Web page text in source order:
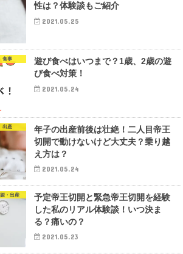
性は？体験談もご紹介
2021.05.25
食事
遊び食べはいつまで？1歳、2歳の遊
び食べ対策！
2021.05.24
出産
年子の出産前後は壮絶！二人目帝王
切開で動けないけど大丈夫？乗り越
え方は？
2021.05.24
・出産
予定帝王切開と緊急帝王切開を経験
した私のリアル体験談！いつ決ま
る？痛いの？
2021.05.23